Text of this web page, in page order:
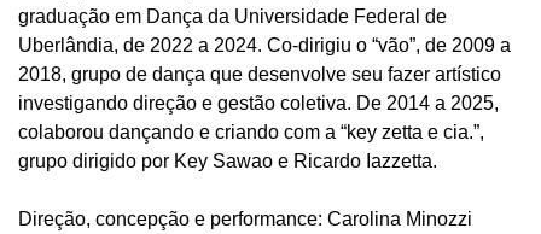
graduação em Dança da Universidade Federal de
Uberlândia, de 2022 a 2024. Co-dirigiu o “vão”, de 2009 a
2018, grupo de dança que desenvolve seu fazer artístico
investigando direção e gestão coletiva. De 2014 a 2025,
colaborou dançando e criando com a “key zetta e cia.”,
grupo dirigido por Key Sawao e Ricardo Iazzetta.
Direção, concepção e performance: Carolina Minozzi